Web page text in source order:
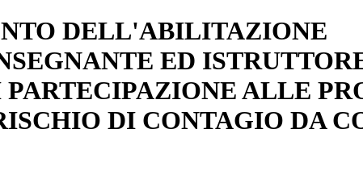
DELL'ABILITAZIONE
ED
ALLE
DI CONTAGIO DA